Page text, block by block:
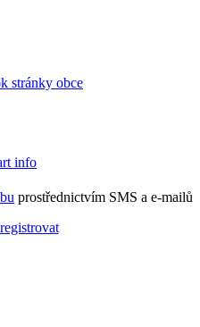
stránky obce
prostřednictvím SMS a e-mailů